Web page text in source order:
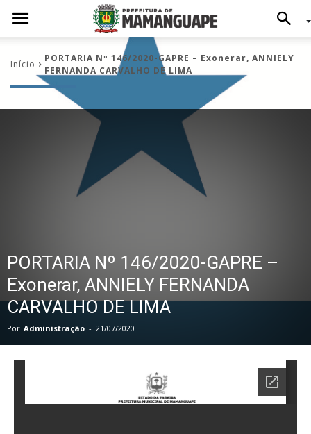
Início
PORTARIA Nº 146/2020-GAPRE – Exonerar, ANNIELY
FERNANDA CARVALHO DE LIMA
PORTARIA Nº 146/2020-GAPRE –
Exonerar, ANNIELY FERNANDA
CARVALHO DE LIMA
Por Administração - 21/07/2020